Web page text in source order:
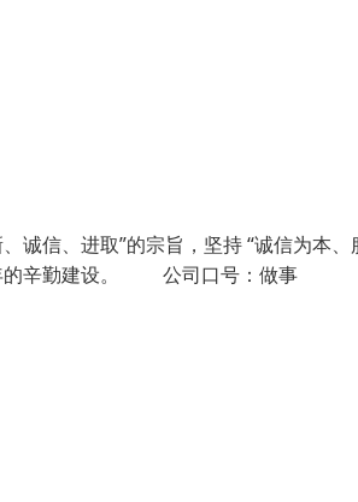
诚信、进取”的宗旨，坚持 “诚信为本、
的辛勤建设。 公司口号：做事